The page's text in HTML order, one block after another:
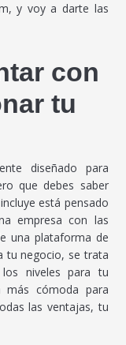
y voy a darte las
con
tu
diseñado para
que debes saber
está pensado
empresa con las
una plataforma de
tu negocio, se trata
niveles para tu
más cómoda para
las ventajas, tu